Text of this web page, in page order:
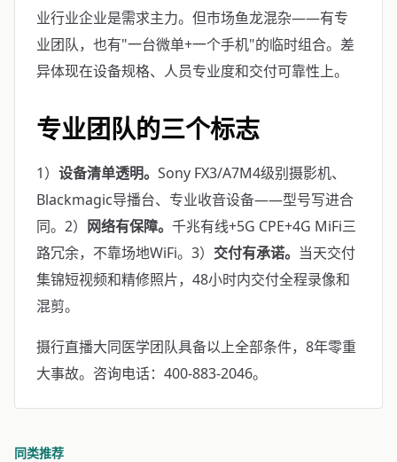
业行业企业是需求主力。但市场鱼龙混杂——有专
业团队，也有"一台微单+一个手机"的临时组合。差
异体现在设备规格、人员专业度和交付可靠性上。
专业团队的三个标志
1） 设备清单透明。 Sony FX3/A7M4级别摄影机、
Blackmagic导播台、专业收音设备——型号写进合
同。2） 网络有保障。 千兆有线+5G CPE+4G MiFi三
路冗余，不靠场地WiFi。3） 交付有承诺。 当天交付
集锦短视频和精修照片，48小时内交付全程录像和
混剪。
摄行直播大同医学团队具备以上全部条件，8年零重
大事故。咨询电话：400-883-2046。
同类推荐